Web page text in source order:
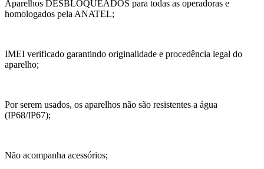
Aparelhos DESBLOQUEADOS para todas as operadoras e
homologados pela ANATEL;
IMEI verificado garantindo originalidade e procedência legal do
aparelho;
Por serem usados, os aparelhos não são resistentes a água
(IP68/IP67);
Não acompanha acessórios;